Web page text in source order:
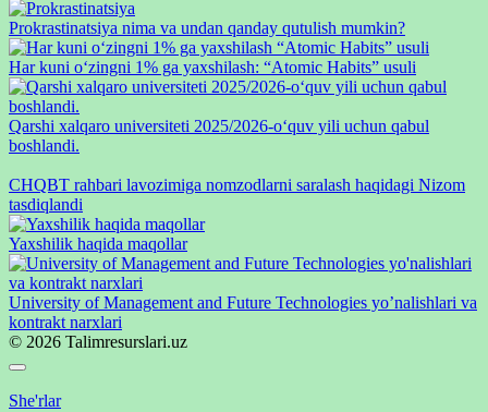
Prokrastinatsiya nima va undan qanday qutulish mumkin?
Har kuni o‘zingni 1% ga yaxshilash: “Atomic Habits” usuli
Qarshi xalqaro universiteti 2025/2026-oʻquv yili uchun qabul
boshlandi.
CHQBT rahbari lavozimiga nomzodlarni saralash haqidagi Nizom
tasdiqlandi
Yaxshilik haqida maqollar
University of Management and Future Technologies yo’nalishlari va
kontrakt narxlari
© 2026 Talimresurslari.uz
She'rlar